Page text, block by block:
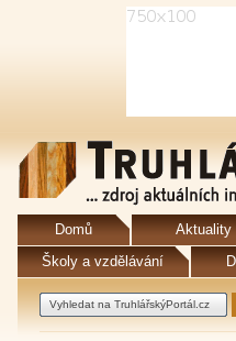
Domů Aktuality
Školy a vzdělávání